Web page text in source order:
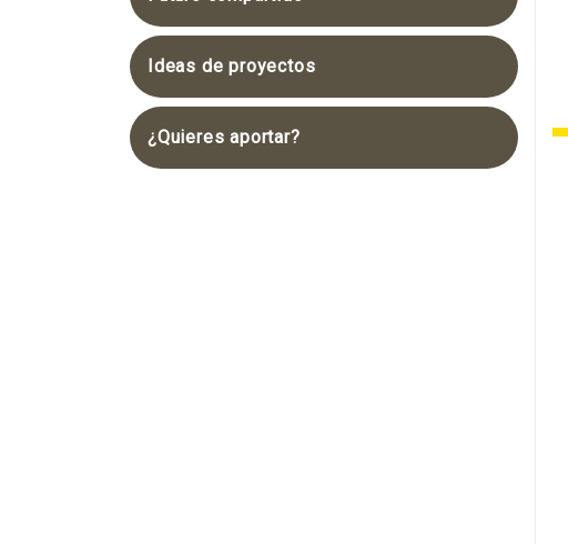
Ideas de proyectos
¿Quieres aportar?